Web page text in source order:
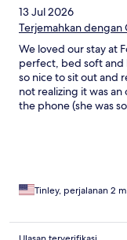
13 Jul 2026
Terjemahkan dengan
We loved our stay at
perfect, bed soft and
so nice to sit out and
not realizing it was
the phone (she was
Tinley, perjalanan 2